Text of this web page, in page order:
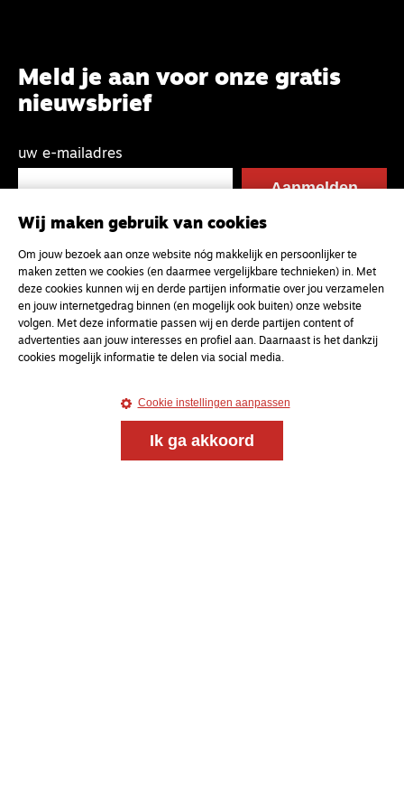
Meld je aan voor onze gratis
nieuwsbrief
uw e-mailadres
Wij maken gebruik van cookies
Om jouw bezoek aan onze website nóg makkelijk en persoonlijker te
maken zetten we cookies (en daarmee vergelijkbare technieken) in. Met
deze cookies kunnen wij en derde partijen informatie over jou verzamelen
en jouw internetgedrag binnen (en mogelijk ook buiten) onze website
volgen. Met deze informatie passen wij en derde partijen content of
advertenties aan jouw interesses en profiel aan. Daarnaast is het dankzij
cookies mogelijk informatie te delen via social media.
Cookie instellingen aanpassen
Ik ga akkoord